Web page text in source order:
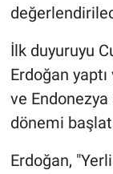
İlk duyuruyu
Erdoğan
ve
dönemi
Erdoğan,